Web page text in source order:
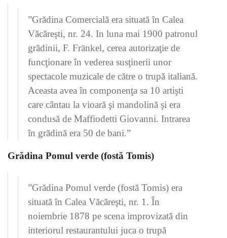
”Grădina Comercială era situată în Calea
Văcăreşti, nr. 24. In luna mai 1900 patronul
grădinii, F. Fränkel, cerea autorizaţie de
funcţionare în vederea susţinerii unor
spectacole muzicale de către o trupă italiană.
Aceasta avea în componenţa sa 10 artişti
care cântau la vioară şi mandolină şi era
condusă de Maffiodetti Giovanni. Intrarea
în grădină era 50 de bani.”
Grădina Pomul verde (fostă Tomis)
”Grădina Pomul verde (fostă Tomis) era
situată în Calea Văcăreşti, nr. 1. În
noiembrie 1878 pe scena improvizată din
interiorul restaurantului juca o trupă